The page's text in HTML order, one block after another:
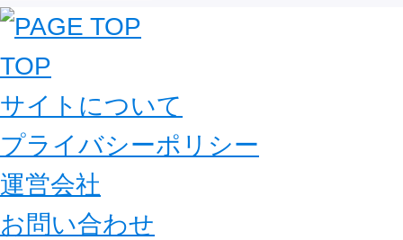
TOP
サイトについて
プライバシーポリシー
運営会社
お問い合わせ